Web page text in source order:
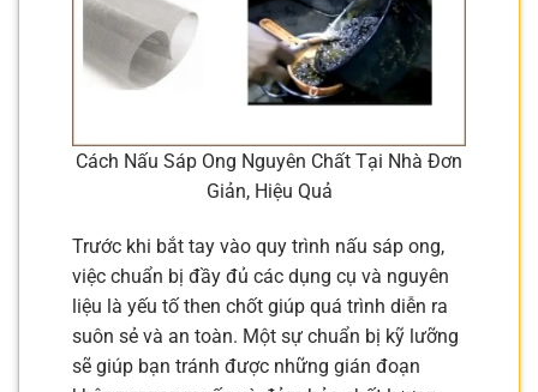
Cách Nấu Sáp Ong Nguyên Chất Tại Nhà Đơn
Giản, Hiệu Quả
Trước khi bắt tay vào quy trình nấu sáp ong,
việc chuẩn bị đầy đủ các dụng cụ và nguyên
liệu là yếu tố then chốt giúp quá trình diễn ra
suôn sẻ và an toàn. Một sự chuẩn bị kỹ lưỡng
sẽ giúp bạn tránh được những gián đoạn